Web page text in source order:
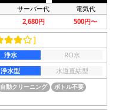
サーバー代 電気代
2,680円 500円〜
］
浄水
RO水
浄水型
水道直結型
自動クリーニング
ボトル不要